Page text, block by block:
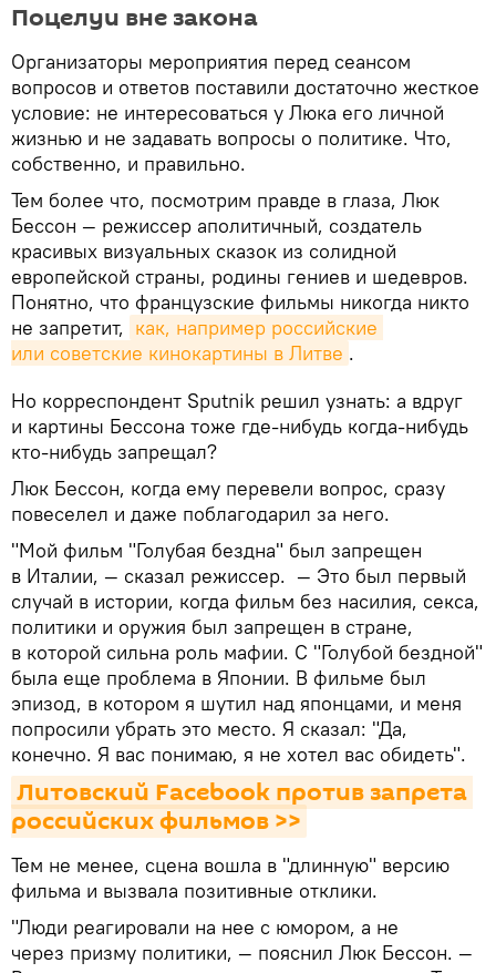
Поцелуи вне закона
Организаторы мероприятия перед сеансом
вопросов и ответов поставили достаточно жесткое
условие: не интересоваться у Люка его личной
жизнью и не задавать вопросы о политике. Что,
собственно, и правильно.
Тем более что, посмотрим правде в глаза, Люк
Бессон — режиссер аполитичный, создатель
красивых визуальных сказок из солидной
европейской страны, родины гениев и шедевров.
Понятно, что французские фильмы никогда никто
не запретит, как, например российские
или советские кинокартины в Литве .
Но корреспондент Sputnik решил узнать: а вдруг
и картины Бессона тоже где-нибудь когда-нибудь
кто-нибудь запрещал?
Люк Бессон, когда ему перевели вопрос, сразу
повеселел и даже поблагодарил за него.
"Мой фильм "Голубая бездна" был запрещен
в Италии, — сказал режиссер. — Это был первый
случай в истории, когда фильм без насилия, секса,
политики и оружия был запрещен в стране,
в которой сильна роль мафии. С "Голубой бездной"
была еще проблема в Японии. В фильме был
эпизод, в котором я шутил над японцами, и меня
попросили убрать это место. Я сказал: "Да,
конечно. Я вас понимаю, я не хотел вас обидеть".
Литовский Facebook против запрета
российских фильмов >>
Тем не менее, сцена вошла в "длинную" версию
фильма и вызвала позитивные отклики.
"Люди реагировали на нее с юмором, а не
через призму политики, — пояснил Люк Бессон. —